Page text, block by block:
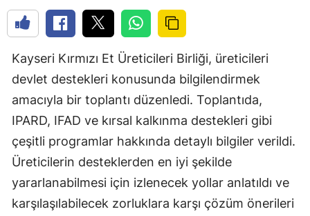
Kayseri Kırmızı Et Üreticileri Birliği, üreticileri
devlet destekleri konusunda bilgilendirmek
amacıyla bir toplantı düzenledi. Toplantıda,
IPARD, IFAD ve kırsal kalkınma destekleri gibi
çeşitli programlar hakkında detaylı bilgiler verildi.
Üreticilerin desteklerden en iyi şekilde
yararlanabilmesi için izlenecek yollar anlatıldı ve
karşılaşılabilecek zorluklara karşı çözüm önerileri